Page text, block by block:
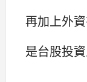
再加上外
是台股投